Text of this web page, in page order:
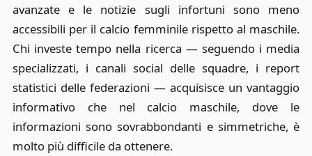
avanzate e le notizie sugli infortuni sono meno
accessibili per il calcio femminile rispetto al maschile.
Chi investe tempo nella ricerca — seguendo i media
specializzati, i canali social delle squadre, i report
statistici delle federazioni — acquisisce un vantaggio
informativo che nel calcio maschile, dove le
informazioni sono sovrabbondanti e simmetriche, è
molto più difficile da ottenere.